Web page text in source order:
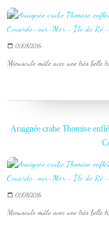
01/08/2016
Minuscule mâle avec une très belle
Araignée crabe Thomise
01/08/2016
Minuscule mâle avec une très belle